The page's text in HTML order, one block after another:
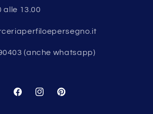
alle 13.00
(anche whatsapp)
FacebookInstagramPinterest